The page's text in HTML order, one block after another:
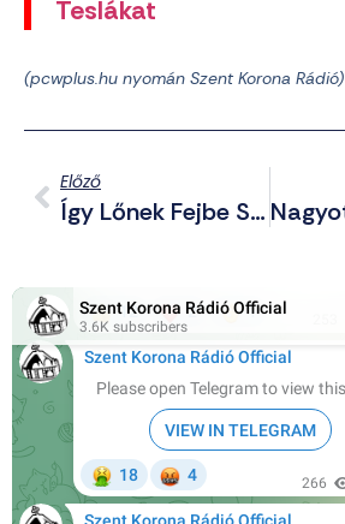
Teslákat
(pcwplus.hu nyomán Szent Korona Rádió)
Előző
Így Lőnek Fejbe Szórakozásból Palesztin Gyerekeket Az IDF Katonái (+Videó)